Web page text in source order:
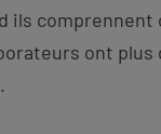
ils comprennent
ont plus